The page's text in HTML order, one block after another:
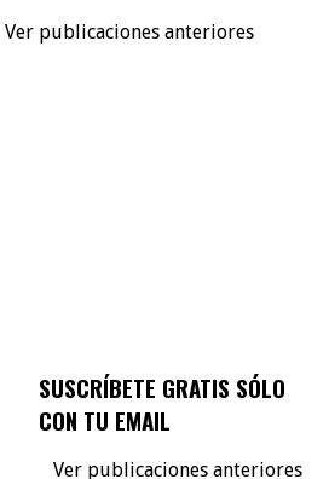
Ver publicaciones anteriores
SUSCRÍBETE GRATIS SÓLO
CON TU EMAIL
Ver publicaciones anteriores